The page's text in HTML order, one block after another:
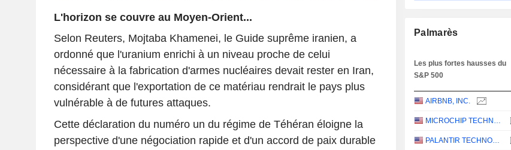
L'horizon se couvre au Moyen-Orient...
Selon Reuters, Mojtaba Khamenei, le Guide suprême iranien, a
ordonné que l'uranium enrichi à un niveau proche de celui
nécessaire à la fabrication d'armes nucléaires devait rester en Iran,
considérant que l'exportation de ce matériau rendrait le pays plus
vulnérable à de futures attaques.
Cette déclaration du numéro un du régime de Téhéran éloigne la
perspective d'une négociation rapide et d'un accord de paix durable
Palmarès
Les plus fortes hausses du
S&P 500
AIRBNB, INC.
MICROCHIP TECHNOLOGY INCORPORATED
PALANTIR TECHNOLOGIES INC.